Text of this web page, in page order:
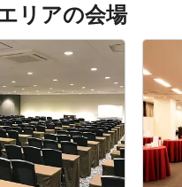
リアの会場